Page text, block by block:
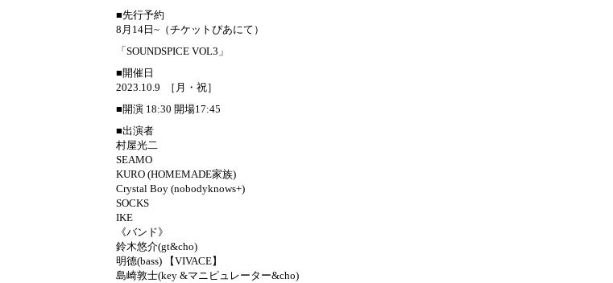
■先行予約
8月14日~（チケットぴあにて）
「SOUNDSPICE VOL3」
■開催日
2023.10.9 ［月・祝］
■開演 18:30 開場17:45
■出演者
村屋光二
SEAMO
KURO (HOMEMADE家族)
Crystal Boy (nobodyknows+)
SOCKS
IKE
《バンド》
鈴木悠介(gt&cho)
明德(bass) 【VIVACE】
島崎敦士(key &マニピュレーター&cho)